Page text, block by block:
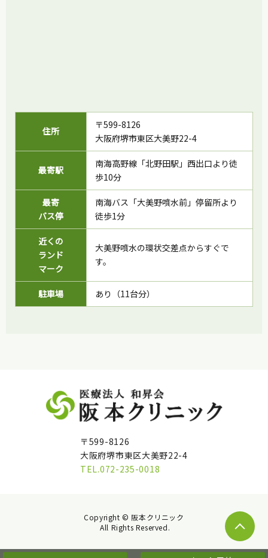
住所
〒599-8126
大阪府堺市東区大美野22-4
最寄駅
南海高野線「北野田駅」西出口より徒
歩10分
最寄
バス停
南海バス「大美野噴水前」停留所より
徒歩1分
近くの
ランド
マーク
大美野噴水の環状交差点からすぐで
す。
駐車場 あり（11台分）
〒599-8126
大阪府堺市東区大美野22-4
TEL.072-235-0018
Copyright © 阪本クリニック
All Rights Reserved.